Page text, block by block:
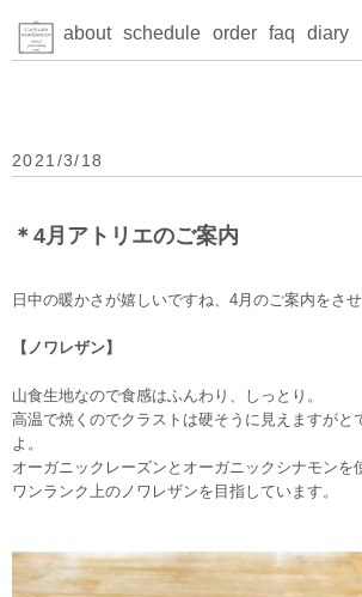
about schedule order faq diary
2021/3/18
＊4月アトリエのご案内
日中の暖かさが嬉しいですね、4月のご案内をさせ
【ノワレザン】
山食生地なので食感はふんわり、しっとり。
高温で焼くのでクラストは硬そうに見えますがと
よ。
オーガニックレーズンとオーガニックシナモンを
ワンランク上のノワレザンを目指しています。